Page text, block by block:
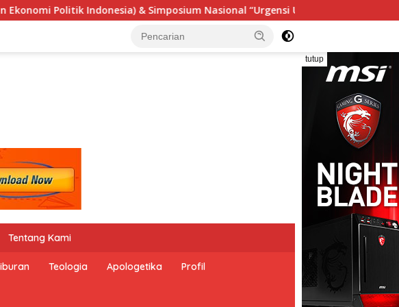
“Urgensi Undang-Undang Perekonomian Nasional dan Kesejahteraan
tutup
Tentang Kami
Teologia Apologetika Profil